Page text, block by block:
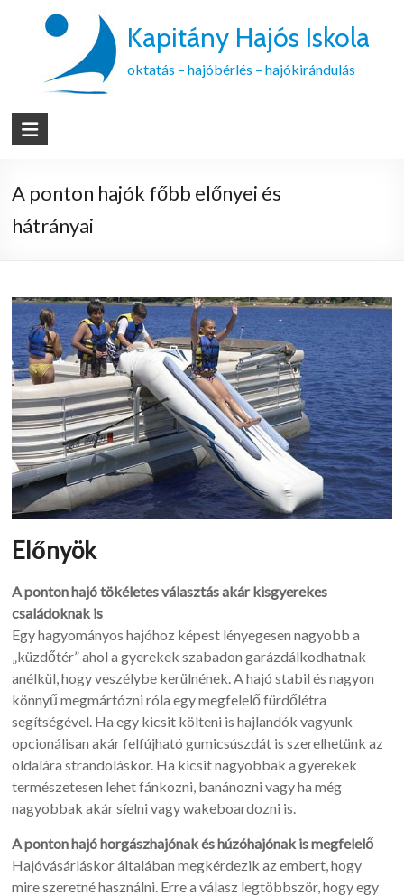
Kapitány Hajós Iskola
oktatás – hajóbérlés – hajókirándulás
A ponton hajók főbb előnyei és
hátrányai
Előnyök
A ponton hajó tökéletes választás akár kisgyerekes
családoknak is
Egy hagyományos hajóhoz képest lényegesen nagyobb a
„küzdőtér” ahol a gyerekek szabadon garázdálkodhatnak
anélkül, hogy veszélybe kerülnének. A hajó stabil és nagyon
könnyű megmártózni róla egy megfelelő fürdőlétra
segítségével. Ha egy kicsit költeni is hajlandók vagyunk
opcionálisan akár felfújható gumicsúszdát is szerelhetünk az
oldalára strandoláskor. Ha kicsit nagyobbak a gyerekek
természetesen lehet fánkozni, banánozni vagy ha még
nagyobbak akár síelni vagy wakeboardozni is.
A ponton hajó horgászhajónak és húzóhajónak is megfelelő
Hajóvásárláskor általában megkérdezik az embert, hogy
mire szeretné használni. Erre a válasz legtöbbször, hogy egy